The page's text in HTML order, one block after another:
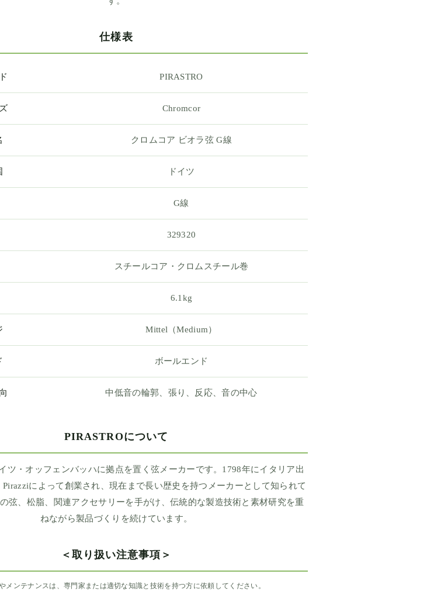
仕様表
PIRASTRO
Chromcor
クロムコア ビオラ弦 G線
ドイツ
G線
329320
スチールコア・クロムスチール巻
6.1kg
Mittel（Medium）
ボールエンド
中低音の輪郭、張り、反応、音の中心
PIRASTROについて
ツ・オッフェンバッハに拠点を置く弦メーカーです。1798年にイタリア出
によって創業され、現在まで長い歴史を持つメーカーとして知られて
弦、松脂、関連アクセサリーを手がけ、伝統的な製造技術と素材研究を重
ねながら製品づくりを続けています。
＜取り扱い注意事項＞
メンテナンスは、専門家または適切な知識と技術を持つ方に依頼してください。